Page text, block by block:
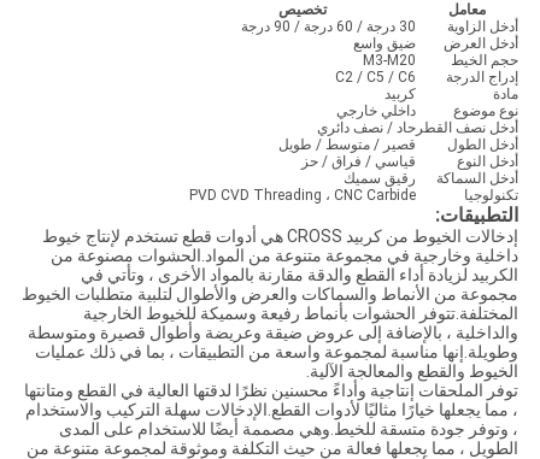
معامل
تخصيص
أدخل الزاوية
30 درجة / 60 درجة / 90 درجة
أدخل العرض
ضيق واسع
حجم الخيط
M3-M20
إدراج الدرجة
C2 / C5 / C6
مادة
كربيد
نوع موضوع
داخلي خارجي
أدخل نصف القطر حاد / نصف دائري
أدخل الطول
قصير / متوسط ​​/ طويل
أدخل النوع
قياسي / فراق / حز
أدخل السماكة
رقيق سميك
تكنولوجيا
PVD CVD Threading ، CNC Carbide
التطبيقات:
إدخالات الخيوط من كربيد CROSS هي أدوات قطع تستخدم لإنتاج خيوط
داخلية وخارجية في مجموعة متنوعة من المواد.الحشوات مصنوعة من
الكربيد لزيادة أداء القطع والدقة مقارنة بالمواد الأخرى ، وتأتي في
مجموعة من الأنماط والسماكات والعرض والأطوال لتلبية متطلبات الخيوط
المختلفة.تتوفر الحشوات بأنماط رفيعة وسميكة للخيوط الخارجية
والداخلية ، بالإضافة إلى عروض ضيقة وعريضة وأطوال قصيرة ومتوسطة
وطويلة.إنها مناسبة لمجموعة واسعة من التطبيقات ، بما في ذلك عمليات
الخيوط والقطع والمعالجة الآلية.
توفر الملحقات إنتاجية وأداءً محسنين نظرًا لدقتها العالية في القطع ومتانتها
، مما يجعلها خيارًا مثاليًا لأدوات القطع.الإدخالات سهلة التركيب والاستخدام
، وتوفر جودة متسقة للخيط.وهي مصممة أيضًا للاستخدام على المدى
الطويل ، مما يجعلها فعالة من حيث التكلفة وموثوقة لمجموعة متنوعة من